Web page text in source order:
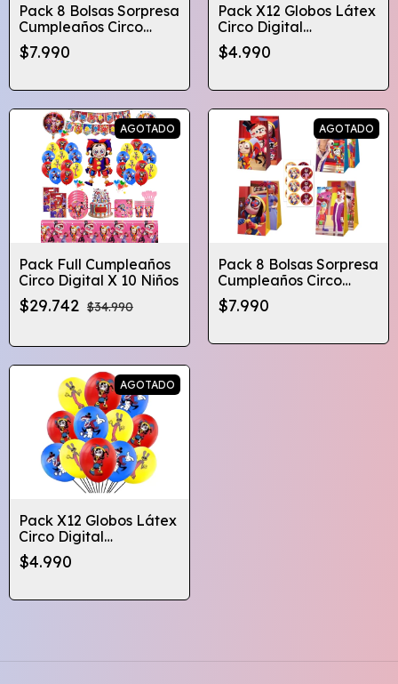
Pack 8 Bolsas Sorpresa
Cumpleaños Circo
Digital Globifiesta
$7.990
Pack X12 Globos Látex
Circo Digital
Cumpleaños
Globifiesta
$4.990
AGOTADO
Pack Full Cumpleaños
Circo Digital X 10 Niños
$29.742 $34.990
AGOTADO
Pack 8 Bolsas Sorpresa
Cumpleaños Circo
Digital Globifiesta
$7.990
AGOTADO
Pack X12 Globos Látex
Circo Digital
Cumpleaños
Globifiesta
$4.990